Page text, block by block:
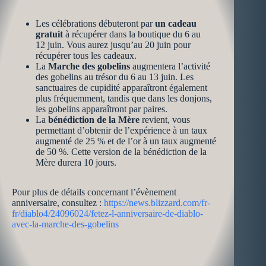
Les célébrations débuteront parun cadeau
gratuit à récupérer dans la boutique du 6 au
12 juin. Vous aurez jusqu’au 20 juin pour
récupérer tous les cadeaux.
La Marche des gobelins augmentera l’activité
des gobelins au trésor du 6 au 13 juin. Les
sanctuaires de cupidité apparaîtront également
plus fréquemment, tandis que dans les donjons,
les gobelins apparaîtront par paires.
La bénédiction de la Mère revient, vous
permettant d’obtenir de l’expérience à un taux
augmenté de 25 % et de l’or à un taux augmenté
de 50 %. Cette version de la bénédiction de la
Mère durera 10 jours.
Pour plus de détails concernant l’évènement
anniversaire, consultez : https://news.blizzard.com/fr-
fr/diablo4/24096024/fetez-l-anniversaire-de-diablo-
avec-la-marche-des-gobelins